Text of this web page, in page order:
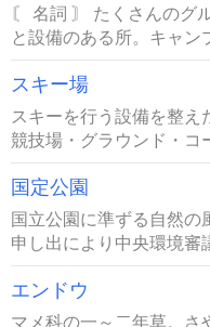
〘 名詞 〙 たくさんのグ
と設備のある所。キャン
スキー場
スキーを行う設備を整え
競技場・グラウンド・コ
国定公園
国立公園に準ずる自然の
申し出により中央環境審
エンドウ
マメ科の一～二年草。さ